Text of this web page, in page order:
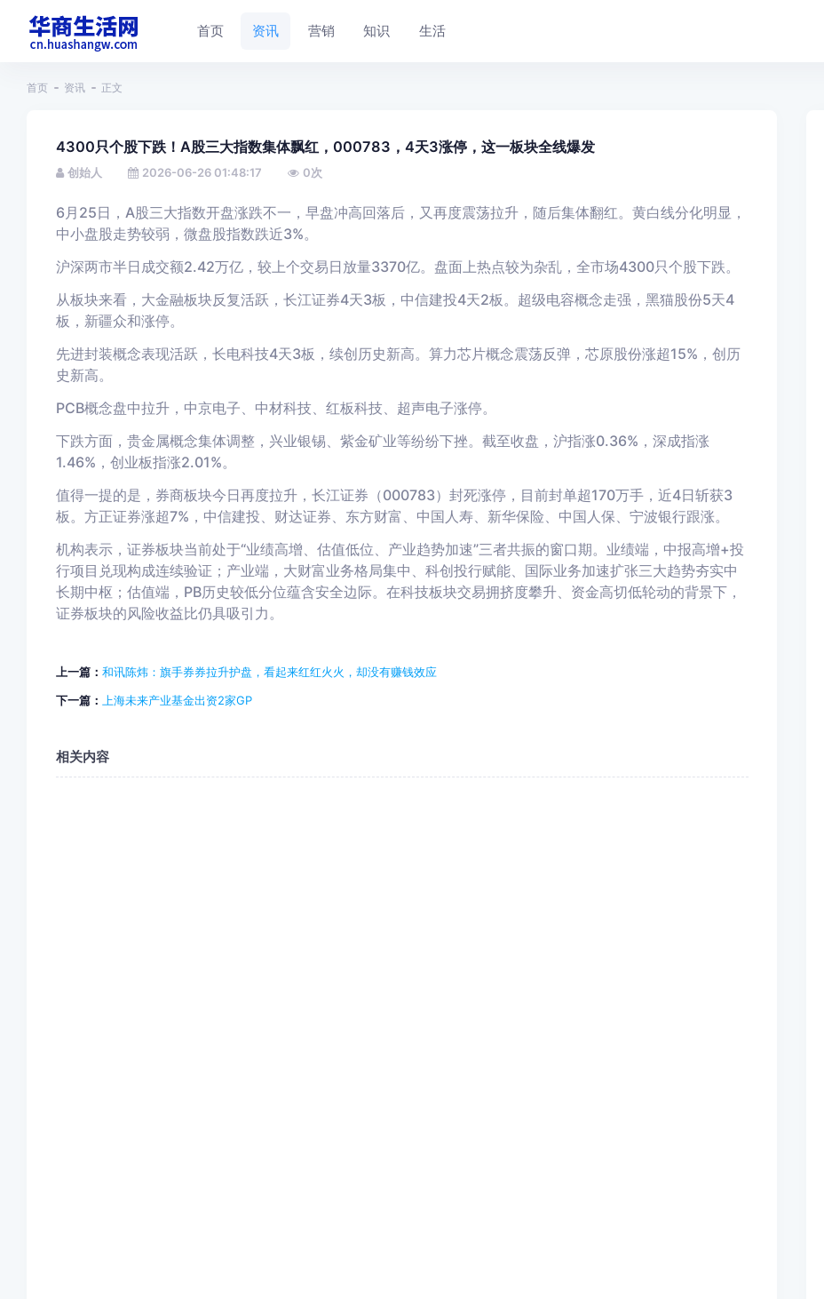
首页 资讯 营销 知识 生活
首页 资讯 正文
4300只个股下跌！A股三大指数集体飘红，000783，4天3涨停，这一板块全线爆发
创始人 2026-06-26 01:48:17 0次
6月25日， A股三大指数开盘涨跌不一， 早盘冲高回落后，又再度震荡拉升， 随后集体翻红。黄白线分化明显，
中小盘股走势较弱，微盘股指数跌近3%。
沪深两市半日成交额2.42万亿，较上个交易日放量3370亿。盘面上热点较为杂乱，全市场4300只个股下跌。
从板块来看，大金融板块反复活跃，长江证券4天3板，中信建投4天2板。超级电容概念走强，黑猫股份5天4
板，新疆众和涨停。
先进封装概念表现活跃，长电科技4天3板，续创历史新高。算力芯片概念震荡反弹，芯原股份涨超15%，创历
史新高。
PCB概念盘中拉升，中京电子、中材科技、红板科技、超声电子涨停。
下跌方面，贵金属概念集体调整，兴业银锡、紫金矿业等纷纷下挫。截至收盘，沪指涨0.36%，深成指涨
1.46%，创业板指涨2.01%。
值得一提的是，券商板块今日再度拉升，长江证券（000783）封死涨停，目前封单超170万手，近4日斩获3
板。 方正证券涨超7%，中信建投、 财达证券 、东方财富、中国人寿、新华保险、中国人保、宁波银行跟涨。
机构表示，证券板块当前处于“业绩高增、估值低位、产业趋势加速”三者共振的窗口期。业绩端，中报高增+投
行项目兑现构成连续验证；产业端，大财富业务格局集中、科创投行赋能、国际业务加速扩张三大趋势夯实中
长期中枢；估值端，PB历史较低分位蕴含安全边际。在科技板块交易拥挤度攀升、资金高切低轮动的背景下，
证券板块的风险收益比仍具吸引力。
上一篇： 和讯陈炜：旗手券券拉升护盘，看起来红红火火，却没有赚钱效应
下一篇： 上海未来产业基金出资2家GP
相关内容